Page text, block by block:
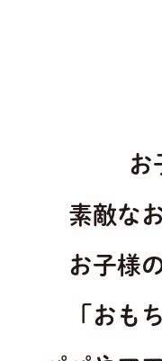
お
素敵な
お子様
「おも